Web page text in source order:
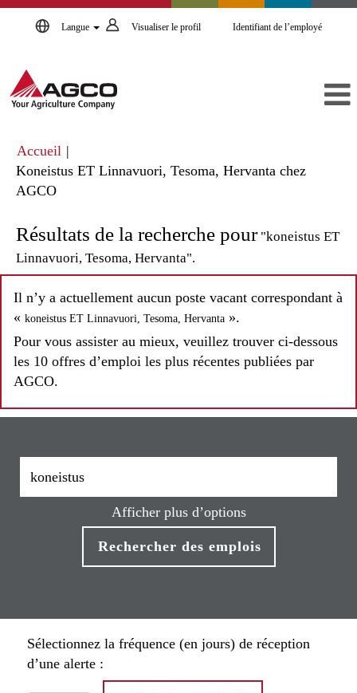
Langue Visualiser le profil Identifiant de l’employé
Accueil |
Koneistus ET Linnavuori, Tesoma, Hervanta chez
AGCO(page
Résultats de la recherche pour"koneistus ET
Linnavuori, Tesoma, Hervanta".
Il n’y a actuellement aucun poste vacant correspondant à
« koneistus ET Linnavuori, Tesoma, Hervanta ».
Pour vous assister au mieux, veuillez trouver ci-dessous
les 10 offres d’emploi les plus récentes publiées par
AGCO.
Afficher plus d’options
Sélectionnez la fréquence (en jours) de réception
d’une alerte :